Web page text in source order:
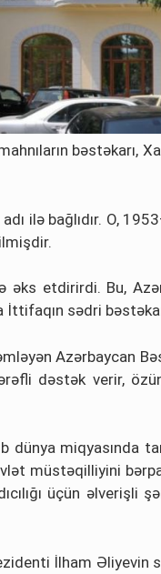
bəstəkarı,
ilə bağlıdır. O,
etdirirdi. Bu,
İttifaqın sədri
Azərbaycan
dəstək verir,
miqyasında
müstəqilliyini
üçün
İlham Əliyevin